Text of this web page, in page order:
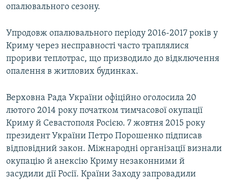
опалювального сезону.
Упродовж опалювального періоду 2016-2017 років у
Криму через несправності часто траплялися
прориви теплотрас, що призводило до відключення
опалення в житлових будинках.
Верховна Рада України офіційно оголосила 20
лютого 2014 року початком тимчасової окупації
Криму й Севастополя Росією. 7 жовтня 2015 року
президент України Петро Порошенко підписав
відповідний закон. Міжнародні організації визнали
окупацію й анексію Криму незаконними й
засудили дії Росії. Країни Заходу запровадили